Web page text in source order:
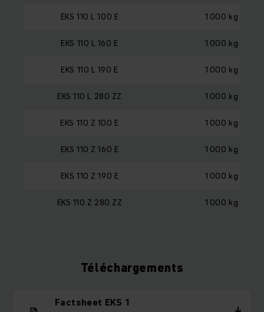
EKS 110 L 100 E 1 000 kg
EKS 110 L 160 E 1 000 kg
EKS 110 L 190 E 1 000 kg
EKS 110 L 280 ZZ 1 000 kg
EKS 110 Z 100 E 1 000 kg
EKS 110 Z 160 E 1 000 kg
EKS 110 Z 190 E 1 000 kg
EKS 110 Z 280 ZZ 1 000 kg
Téléchargements
Factsheet EKS 1